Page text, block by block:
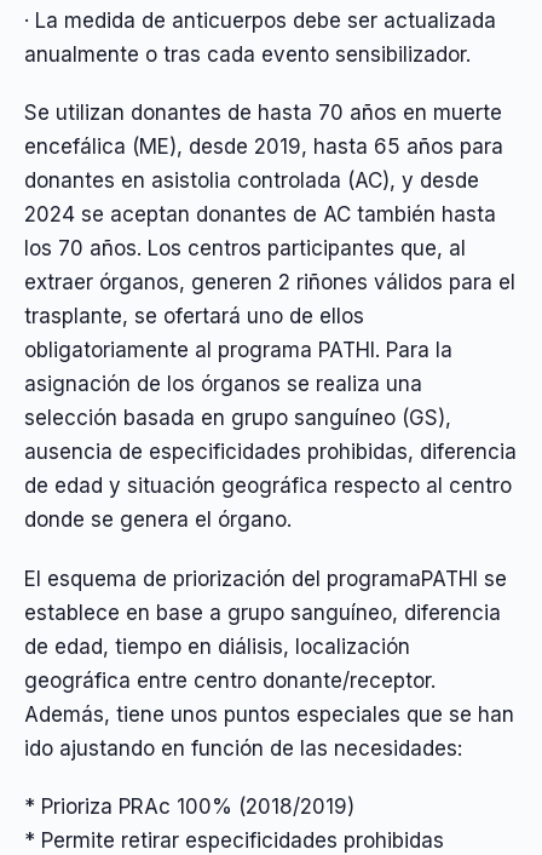
· La medida de anticuerpos debe ser actualizada
anualmente o tras cada evento sensibilizador.
Se utilizan donantes de hasta 70 años en muerte
encefálica (ME), desde 2019, hasta 65 años para
donantes en asistolia controlada (AC), y desde
2024 se aceptan donantes de AC también hasta
los 70 años. Los centros participantes que, al
extraer órganos, generen 2 riñones válidos para el
trasplante, se ofertará uno de ellos
obligatoriamente al programa PATHI. Para la
asignación de los órganos se realiza una
selección basada en grupo sanguíneo (GS),
ausencia de especificidades prohibidas, diferencia
de edad y situación geográfica respecto al centro
donde se genera el órgano.
El esquema de priorización del programaPATHI se
establece en base a grupo sanguíneo, diferencia
de edad, tiempo en diálisis, localización
geográfica entre centro donante/receptor.
Además, tiene unos puntos especiales que se han
ido ajustando en función de las necesidades:
* Prioriza PRAc 100% (2018/2019)
* Permite retirar especificidades prohibidas